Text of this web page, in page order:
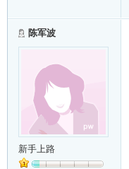
陈军波
新手上路